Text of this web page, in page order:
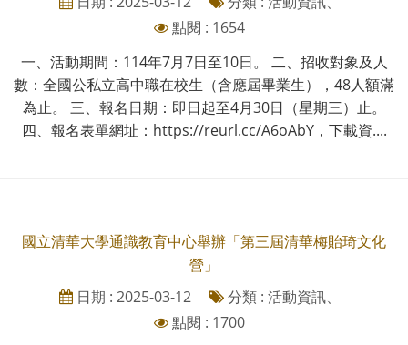
點閱 : 1654
一、活動期間：114年7月7日至10日。 二、招收對象及人
數：全國公私立高中職在校生（含應屆畢業生），48人額滿
為止。 三、報名日期：即日起至4月30日（星期三）止。
四、報名表單網址：https://reurl.cc/A6oAbY，下載資....
國立清華大學通識教育中心舉辦「第三屆清華梅貽琦文化
營」
日期 : 2025-03-12
分類 : 活動資訊、
點閱 : 1700